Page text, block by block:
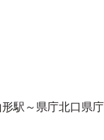
駅～県庁北口県